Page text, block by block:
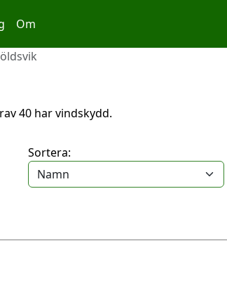
Om
40 har vindskydd.
Sortera: